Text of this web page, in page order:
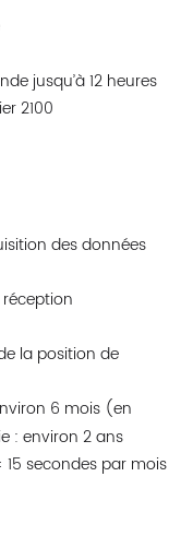
jusqu’à 12 heures
2100
des données
la position de
6 mois (en
: environ 2 ans
secondes par mois